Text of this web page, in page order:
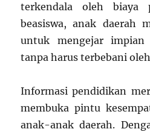
terkendala oleh biaya
beasiswa, anak daerah
untuk mengejar impian
tanpa harus terbebani
Informasi pendidikan
membuka pintu
anak-anak daerah.